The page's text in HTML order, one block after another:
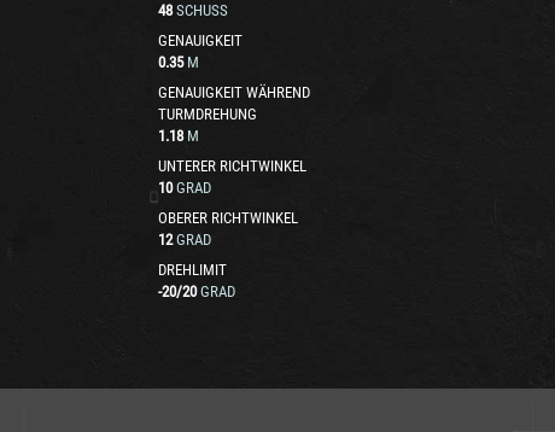
48 SCHUSS
GENAUIGKEIT
0.35 M
GENAUIGKEIT WÄHREND
TURMDREHUNG
1.18 M
UNTERER RICHTWINKEL
10 GRAD
OBERER RICHTWINKEL
12 GRAD
DREHLIMIT
-20/20 GRAD